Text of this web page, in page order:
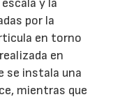
y la
por la
en torno
en
se instala una
mientras que